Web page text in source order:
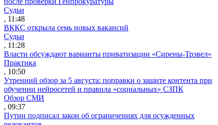
Судьи
, 11:48
ВККС открыла семь новых вакансий
Судьи
, 11:28
Власти обсуждают варианты приватизации «Сирены-Трэвел»
Практика
, 10:50
Утренний обзор за 5 августа: поправки о защите контента при
обучении нейросетей и правила «социальных» СЗПК
Обзор СМИ
, 09:37
Путин подписал закон об ограничениях для осужденных